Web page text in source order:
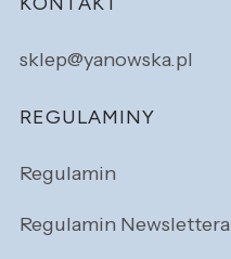
Linki w stopce
sklep@yanowska.pl
REGULAMINY
Regulamin
Regulamin Newslettera